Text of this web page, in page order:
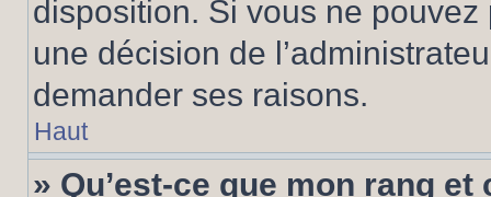
disposition. Si vous ne pouvez
une décision de
demander ses raisons.
Haut
» Qu’est-ce que mon rang